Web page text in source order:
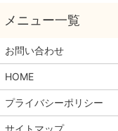
お問い合わせ
HOME
プライバシーポリシー
サイトマップ